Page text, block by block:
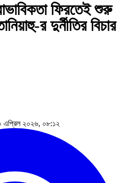
ফিরতেই শুরু
র দুর্নীতির বিচার
এপ্রিল ২০২৬, ০৮:১২